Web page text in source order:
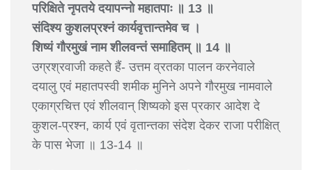
परिक्षिते नृपतये दयापन्नो महातपाः ॥ 13 ॥
संदिश्य कुशलप्रश्नं कार्यवृत्तान्तमेव च ।
शिष्यं गौरमुखं नाम शीलवन्तं समाहितम् ॥ 14 ॥
उग्रश्रवाजी कहते हैं- उत्तम व्रतका पालन करनेवाले
दयालु एवं महातपस्वी शमीक मुनिने अपने गौरमुख नामवाले
एकाग्रचित्त एवं शीलवान् शिष्यको इस प्रकार आदेश दे
कुशल-प्रश्न, कार्य एवं वृतान्तका संदेश देकर राजा परीक्षित्
के पास भेजा ॥ 13-14 ॥